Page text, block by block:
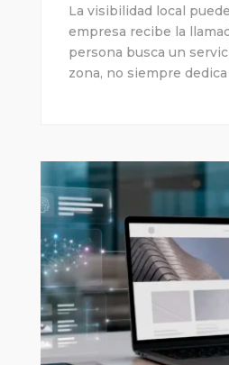
La visibilidad local
empresa recibe la
persona busca un
zona, no siempre dedica